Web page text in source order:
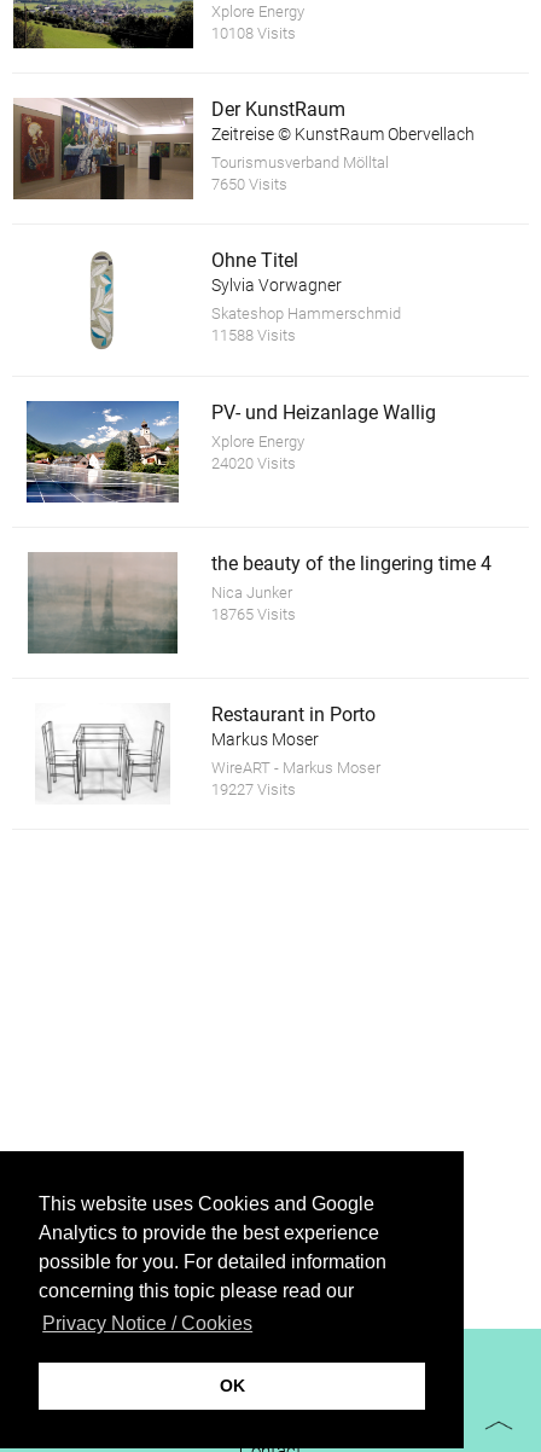
This website uses Cookies and Google
Analytics to provide the best experience
possible for you. For detailed information
concerning this topic please read our
Privacy Notice / Cookies
OK
Xplore Energy
10108 Visits
Der KunstRaum
Zeitreise © KunstRaum Obervellach
Tourismusverband Mölltal
7650 Visits
Ohne Titel
Sylvia Vorwagner
Skateshop Hammerschmid
11588 Visits
PV- und Heizanlage Wallig
Xplore Energy
24020 Visits
the beauty of the lingering time 4
Nica Junker
18765 Visits
Restaurant in Porto
Markus Moser
WireART - Markus Moser
19227 Visits
XiBIT Infoguide 2021